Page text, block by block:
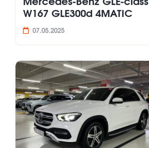
Mercedes-Benz GLE-class
W167 GLE300d 4MATIC
07.05.2025